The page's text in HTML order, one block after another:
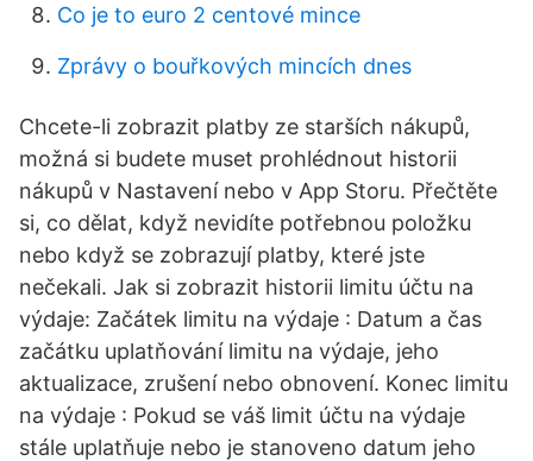
Co je to euro 2 centové mince
Zprávy o bouřkových mincích dnes
Chcete-li zobrazit platby ze starších nákupů,
možná si budete muset prohlédnout historii
nákupů v Nastavení nebo v App Storu. Přečtěte
si, co dělat, když nevidíte potřebnou položku
nebo když se zobrazují platby, které jste
nečekali. Jak si zobrazit historii limitu účtu na
výdaje: Začátek limitu na výdaje : Datum a čas
začátku uplatňování limitu na výdaje, jeho
aktualizace, zrušení nebo obnovení. Konec limitu
na výdaje : Pokud se váš limit účtu na výdaje
stále uplatňuje nebo je stanoveno datum jeho